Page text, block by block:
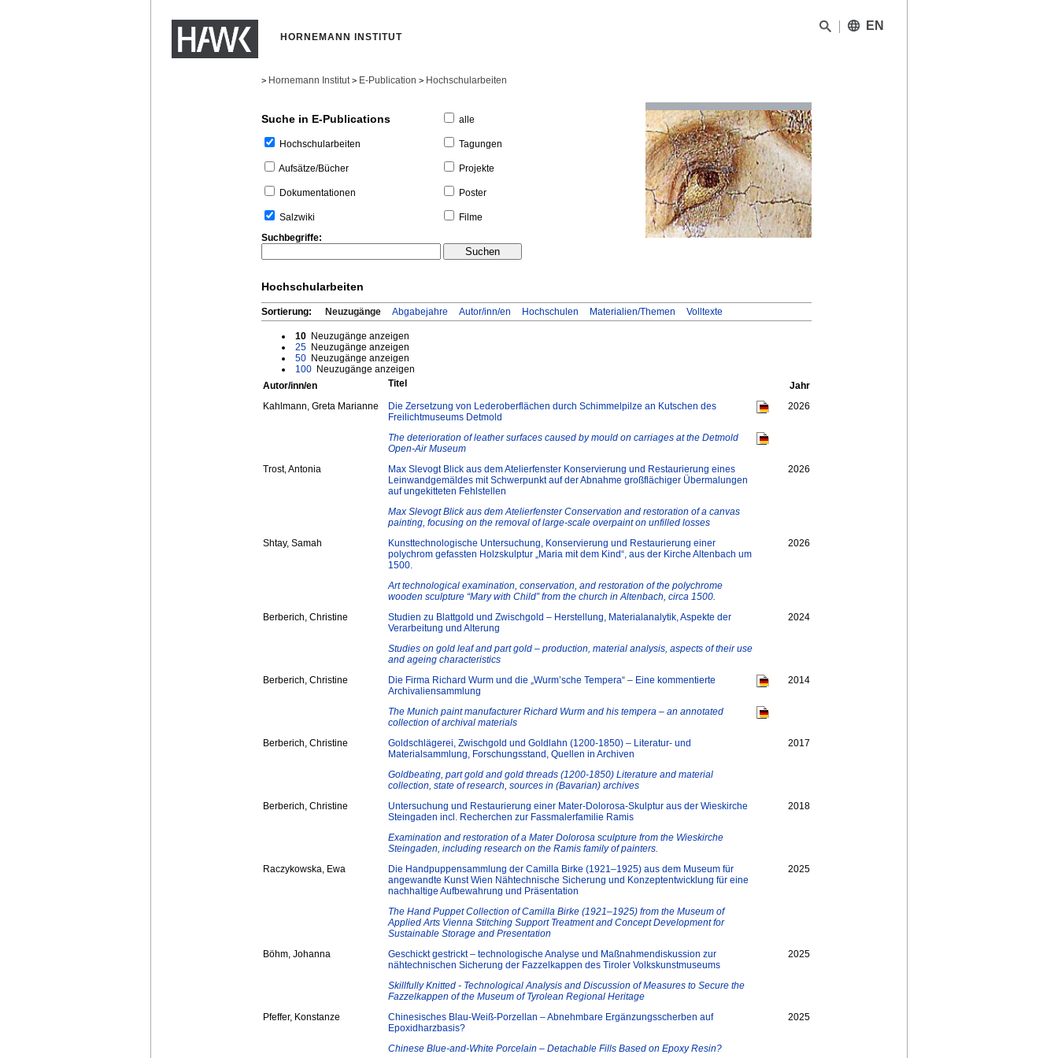
HORNEMANN INSTITUT
EN
> Hornemann Institut > E-Publication > Hochschularbeiten
Suche in E-Publications
Hochschularbeiten
Aufsätze/Bücher
Dokumentationen
Salzwiki
alle
Tagungen
Projekte
Poster
Filme
Suchbegriffe:
Hochschularbeiten
Sortierung: Neuzugänge Abgabejahre Autor/inn/en Hochschulen Materialien/Themen Volltexte
10 Neuzugänge anzeigen
25 Neuzugänge anzeigen
50 Neuzugänge anzeigen
100 Neuzugänge anzeigen
Autor/inn/en
Titel
Jahr
Kahlmann, Greta Marianne
Die Zersetzung von Lederoberflächen durch Schimmelpilze an Kutschen des
Freilichtmuseums Detmold
2026
The deterioration of leather surfaces caused by mould on carriages at the Detmold
Open-Air Museum
Trost, Antonia
Max Slevogt Blick aus dem Atelierfenster Konservierung und Restaurierung eines
Leinwandgemäldes mit Schwerpunkt auf der Abnahme großflächiger Übermalungen
auf ungekitteten Fehlstellen
2026
Max Slevogt Blick aus dem Atelierfenster Conservation and restoration of a canvas
painting, focusing on the removal of large-scale overpaint on unfilled losses
Shtay, Samah
Kunsttechnologische Untersuchung, Konservierung und Restaurierung einer
polychrom gefassten Holzskulptur „Maria mit dem Kind“, aus der Kirche Altenbach um
1500.
2026
Art technological examination, conservation, and restoration of the polychrome
wooden sculpture “Mary with Child” from the church in Altenbach, circa 1500.
Berberich, Christine
Studien zu Blattgold und Zwischgold – Herstellung, Materialanalytik, Aspekte der
Verarbeitung und Alterung
2024
Studies on gold leaf and part gold – production, material analysis, aspects of their use
and ageing characteristics
Berberich, Christine
Die Firma Richard Wurm und die „Wurm’sche Tempera“ – Eine kommentierte
Archivaliensammlung
2014
The Munich paint manufacturer Richard Wurm and his tempera – an annotated
collection of archival materials
Berberich, Christine
Goldschlägerei, Zwischgold und Goldlahn (1200-1850) – Literatur- und
Materialsammlung, Forschungsstand, Quellen in Archiven
2017
Goldbeating, part gold and gold threads (1200-1850) Literature and material
collection, state of research, sources in (Bavarian) archives
Berberich, Christine
Untersuchung und Restaurierung einer Mater-Dolorosa-Skulptur aus der Wieskirche
Steingaden incl. Recherchen zur Fassmalerfamilie Ramis
2018
Examination and restoration of a Mater Dolorosa sculpture from the Wieskirche
Steingaden, including research on the Ramis family of painters.
Raczykowska, Ewa
Die Handpuppensammlung der Camilla Birke (1921–1925) aus dem Museum für
angewandte Kunst Wien Nähtechnische Sicherung und Konzeptentwicklung für eine
nachhaltige Aufbewahrung und Präsentation
2025
The Hand Puppet Collection of Camilla Birke (1921–1925) from the Museum of
Applied Arts Vienna Stitching Support Treatment and Concept Development for
Sustainable Storage and Presentation
Böhm, Johanna
Geschickt gestrickt – technologische Analyse und Maßnahmendiskussion zur
nähtechnischen Sicherung der Fazzelkappen des Tiroler Volkskunstmuseums
2025
Skillfully Knitted - Technological Analysis and Discussion of Measures to Secure the
Fazzelkappen of the Museum of Tyrolean Regional Heritage
Pfeffer, Konstanze
Chinesisches Blau-Weiß-Porzellan – Abnehmbare Ergänzungsscherben auf
Epoxidharzbasis?
2025
Chinese Blue-and-White Porcelain – Detachable Fills Based on Epoxy Resin?